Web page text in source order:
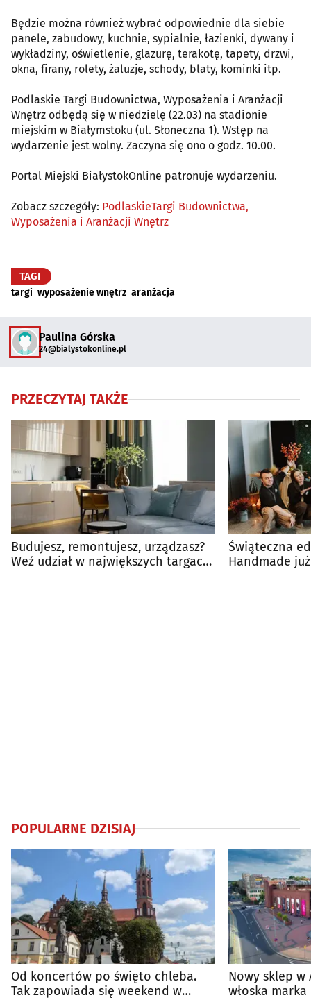
Będzie można również wybrać odpowiednie dla siebie
panele, zabudowy, kuchnie, sypialnie, łazienki, dywany i
wykładziny, oświetlenie, glazurę, terakotę, tapety, drzwi,
okna, firany, rolety, żaluzje, schody, blaty, kominki itp.
Podlaskie Targi Budownictwa, Wyposażenia i Aranżacji
Wnętrz odbędą się w niedzielę (22.03) na stadionie
miejskim w Białymstoku (ul. Słoneczna 1). Wstęp na
wydarzenie jest wolny. Zaczyna się ono o godz. 10.00.
Portal Miejski BiałystokOnline patronuje wydarzeniu.
Zobacz szczegóły: PodlaskieTargi Budownictwa,
Wyposażenia i Aranżacji Wnętrz
TAGI
targi wyposażenie wnętrz aranżacja
Paulina Górska
24@bialystokonline.pl
PRZECZYTAJ TAKŻE
Budujesz, remontujesz, urządzasz?
Weź udział w największych targach
Świąteczna
Handmade
POPULARNE DZISIAJ
Od koncertów po święto chleba.
Tak zapowiada się weekend w
Nowy sklep w
włoska